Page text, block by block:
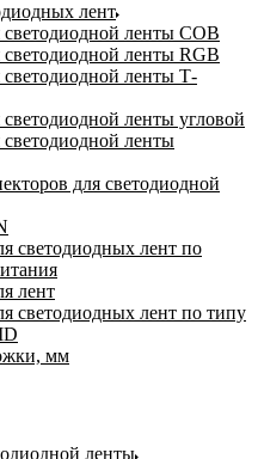
лент
ленты COB
ленты RGB
светодиодной ленты Т-
ленты угловой
ленты
для светодиодной
светодиодных лент по
лент
светодиодных лент по типу
мм
ленты